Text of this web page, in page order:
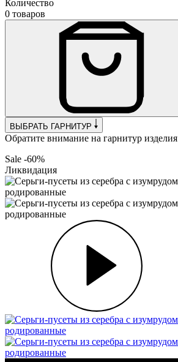
Количество
0 товаров
ВЫБРАТЬ ГАРНИТУР
Обратите внимание на гарнитур изделия
Sale -60%
Ликвидация